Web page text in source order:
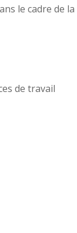
le cadre de
de travail